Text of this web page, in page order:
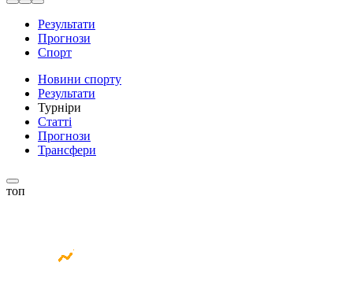
Результати
Прогнози
Спорт
Новини спорту
Результати
Турніри
Статті
Прогнози
Трансфери
топ